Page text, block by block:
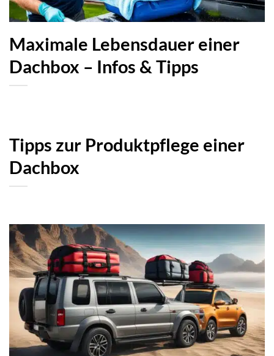
Maximale Lebensdauer einer
Dachbox – Infos & Tipps
Tipps zur Produktpflege einer
Dachbox